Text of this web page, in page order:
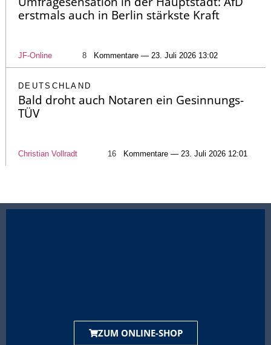
erstmals auch in Berlin stärkste Kraft
JF-Online 8 Kommentare — 23. Juli 2026 13:02
DEUTSCHLAND
Bald droht auch Notaren ein Gesinnungs-
TÜV
Christian Vollradt 16 Kommentare — 23. Juli 2026 12:01
ZUM ONLINE-SHOP